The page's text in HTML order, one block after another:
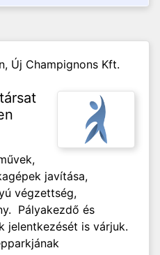
Új Champignons Kft.
javítása,
végzettség,
Pályakezdő és
jelentkezését is várjuk.